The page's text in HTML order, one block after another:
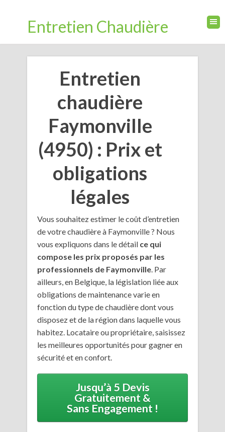
Entretien Chaudière
Entretien
chaudière
Faymonville
(4950) : Prix et
obligations
légales
Vous souhaitez estimer le coût d’entretien
de votre chaudière à Faymonville ? Nous
vous expliquons dans le détail ce qui
compose les prix proposés par les
professionnels de Faymonville. Par
ailleurs, en Belgique, la législation liée aux
obligations de maintenance varie en
fonction du type de chaudière dont vous
disposez et de la région dans laquelle vous
habitez. Locataire ou propriétaire, saisissez
les meilleures opportunités pour gagner en
sécurité et en confort.
Jusqu’à 5 Devis
Gratuitement &
Sans Engagement !